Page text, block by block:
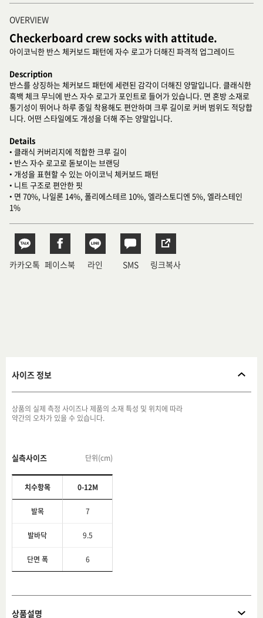
OVERVIEW
Checkerboard crew socks with attitude.
아이코닉한 반스 체커보드 패턴에 자수 로고가 더해진 파격적 업그레이드
Description
반스를 상징하는 체커보드 패턴에 세련된 감각이 더해진 양말입니다. 클래식한
흑백 체크 무늬에 반스 자수 로고가 포인트로 들어가 있습니다. 면 혼방 소재로
통기성이 뛰어나 하루 종일 착용해도 편안하며 크루 길이로 커버 범위도 적당합
니다. 어떤 스타일에도 개성을 더해 주는 양말입니다.
Details
• 클래식 커버리지에 적합한 크루 길이
• 반스 자수 로고로 돋보이는 브랜딩
• 개성을 표현할 수 있는 아이코닉 체커보드 패턴
• 니트 구조로 편안한 핏
• 면 70%, 나일론 14%, 폴리에스테르 10%, 엘라스토디엔 5%, 엘라스테인
1%
카카오톡 페이스북 라인 SMS 링크복사
사이즈 정보
상품의 실제 측정 사이즈나 제품의 소재 특성 및 위치에 따라
약간의 오차가 있을 수 있습니다.
실측사이즈 단위(cm)
치수항목 0-12M
발목 7
발바닥 9.5
단면 폭 6
상품설명